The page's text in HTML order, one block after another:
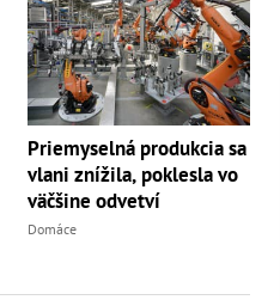
Priemyselná produkcia sa
vlani znížila, poklesla vo
väčšine odvetví
Domáce